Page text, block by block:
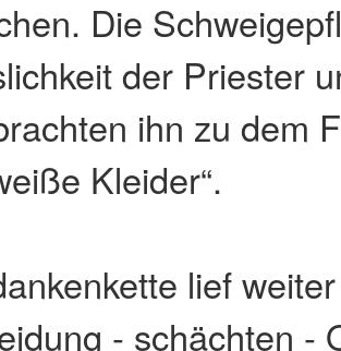
Die
der Priester
ihn zu dem
Kleider“.
lief
- schächten -